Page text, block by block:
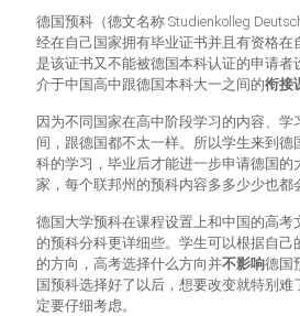
德国预科（德文名称 Studienkolleg
经在自己国家拥有毕业证书并且有资格在
是该证书又不能被德国本科认证的申请者
介于中国高中跟德国本科大一之间的衔接
因为不同国家在高中阶段学习的内容、
间，跟德国都不太一样。所以学生来到德
科的学习，毕业后才能进一步申请德国的
家，每个联邦州的预科内容多多少少也都
德国大学预科在课程设置上和中国的高考
的预科分科更详细些。学生可以根据自己
的方向，高考选择什么方向并不影响德国
国预科选择好了以后，想要改变就特别难
定要仔细考虑。